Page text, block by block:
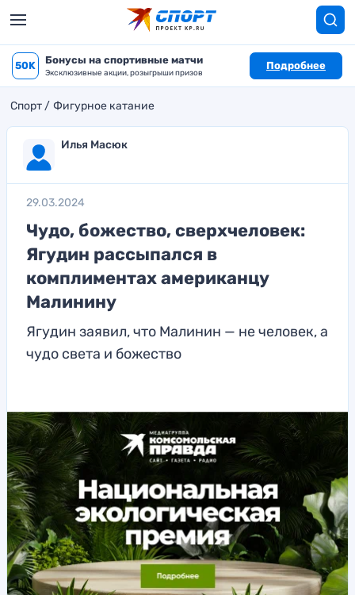
50K Бонусы на спортивные матчи
Эксклюзивные акции, розыгрыши призов
Подробнее
Спорт Фигурное катание
Илья Масюк
29.03.2024
Чудо, божество, сверхчеловек:
Ягудин рассыпался в
комплиментах американцу
Малинину
Ягудин заявил, что Малинин — не человек, а
чудо света и божество